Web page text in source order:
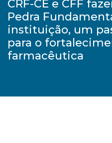
CRF-CE e CFF
Pedra
instituição, um
para o
farmacêutica